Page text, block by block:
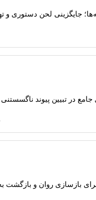
جایگزینی لحن دستوری و
در تبیین پیوند
برای بازسازی روان و